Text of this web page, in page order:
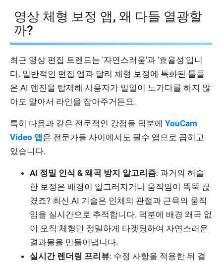
영상 체형 보정 앱, 왜 다들 열광할
까?
최근 영상 편집 트렌드는 '자연스러움'과 '효율성'입니
다. 일반적인 편집 앱과 달리 체형 보정에 특화된 툴들
은 AI 엔진을 탑재해 사용자가 일일이 노가다를 하지 않
아도 알아서 라인을 잡아주거든요.
특히 다음과 같은 전문적인 강점들 덕분에 YouCam
Video 앱 은 전문가들 사이에서도 필수 앱으로 꼽히고
있습니다.
AI 정밀 인식 & 왜곡 방지 알고리즘: 과거의 허술
한 보정은 배경이 일그러지거나 움직임이 뚝뚝 끊
겼죠? 최신 AI 기술은 인체의 관절과 근육의 움직
임을 실시간으로 추적합니다. 덕분에 배경 왜곡 없
이 오직 체형만 정밀하게 타겟팅하여 자연스러운
결과물을 만들어냅니다.
실시간 렌더링 프리뷰: 수정 사항을 적용한 뒤 결